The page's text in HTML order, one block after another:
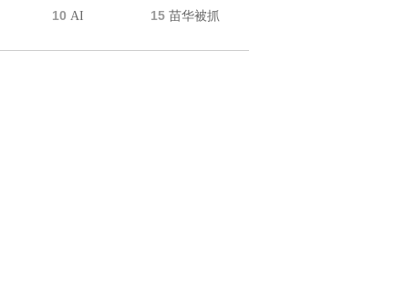
10 AI 15 苗华被抓